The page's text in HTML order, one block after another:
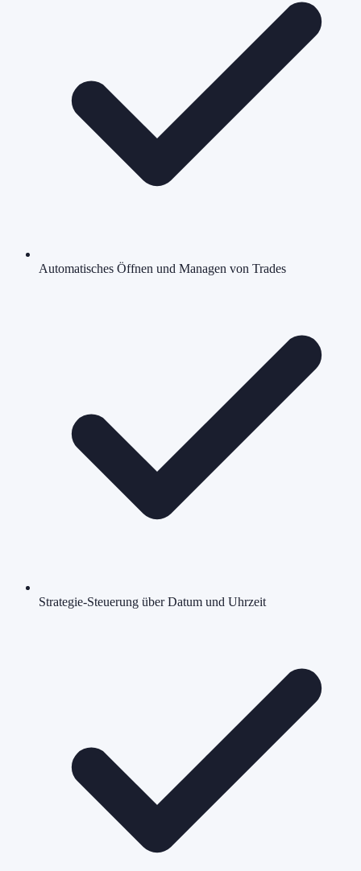
Automatisches Öffnen und Managen von Trades
Strategie-Steuerung über Datum und Uhrzeit